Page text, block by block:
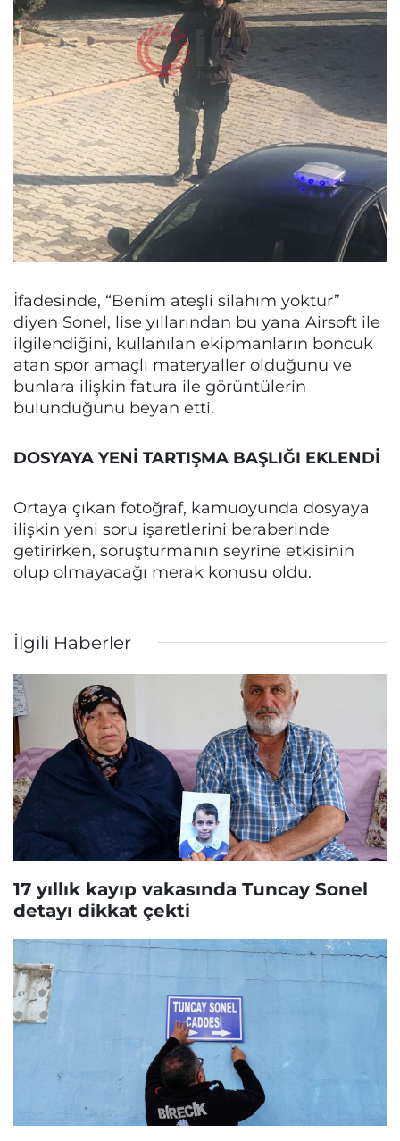
İfadesinde, “Benim ateşli silahım yoktur”
diyen Sonel, lise yıllarından bu yana Airsoft ile
ilgilendiğini, kullanılan ekipmanların boncuk
atan spor amaçlı materyaller olduğunu ve
bunlara ilişkin fatura ile görüntülerin
bulunduğunu beyan etti.
DOSYAYA YENİ TARTIŞMA BAŞLIĞI EKLENDİ
Ortaya çıkan fotoğraf, kamuoyunda dosyaya
ilişkin yeni soru işaretlerini beraberinde
getirirken, soruşturmanın seyrine etkisinin
olup olmayacağı merak konusu oldu.
İlgili Haberler
17 yıllık kayıp vakasında Tuncay Sonel
detayı dikkat çekti